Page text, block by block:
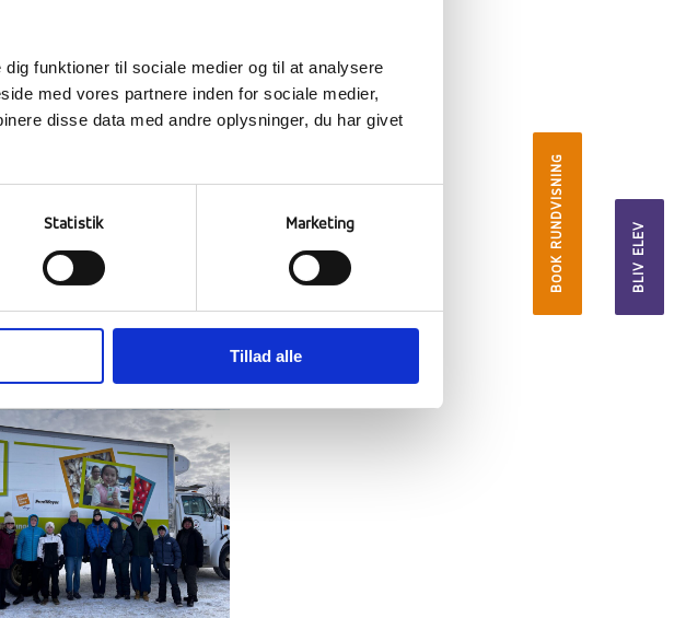
funktioner til sociale medier og til at analysere
med vores partnere inden for sociale medier,
disse data med andre oplysninger, du har givet
Statistik Marketing
Tillad alle
BOOK RUNDVISNING BLIV ELEV